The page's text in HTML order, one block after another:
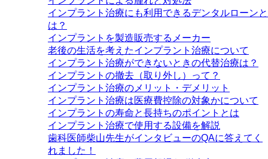
インプラント治療にも利用できるデンタルローンと
は？
インプラントを製造販売するメーカー
老後の生活を考えたインプラント治療について
インプラント治療ができないときの代替治療は？
インプラントの撤去（取り外し）って？
インプラント治療のメリット・デメリット
インプラント治療は医療費控除の対象かについて
インプラントの寿命と長持ちのポイントとは
インプラント治療で使用する設備を解説
歯科医師柴山先生がインタビューのQAに答えてく
れました！